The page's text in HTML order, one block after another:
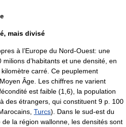
mais divisé
à l’Europe du Nord-Ouest: une
milions d’habitants et une densité, en
carré. Ce peuplement
Âge. Les chiffres ne varient
est faible (1,6), la population
des étrangers, qui constituent 9 p. 100
Turcs). Dans le sud-est du
la région wallonne, les densités sont